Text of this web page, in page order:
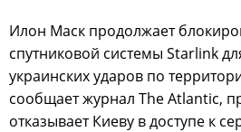
Илон Маск продолжает
спутниковой системы Starlink
украинских ударов по
сообщает журнал The Atlantic,
отказывает Киеву в доступе к